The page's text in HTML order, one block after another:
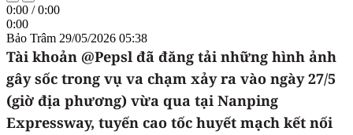
0:00 /0:00
0:00
Bảo Trâm 29/05/2026 05:38
Tài khoản @Pepsl đã đăng tải những hình ảnh
gây sốc trong vụ va chạm xảy ra vào ngày 27/5
(giờ địa phương) vừa qua tại Nanping
Expressway, tuyến cao tốc huyết mạch kết nối